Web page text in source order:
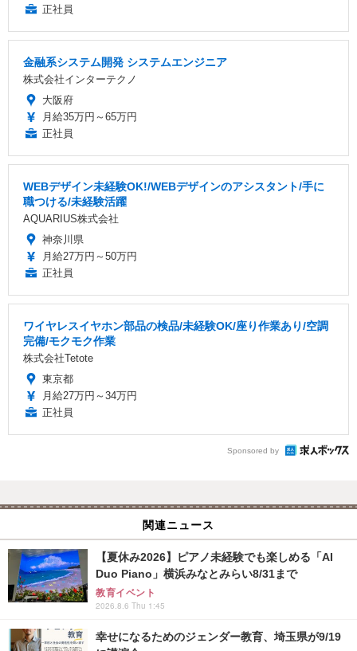
正社員
金融系システム開発 システムエンジニア
株式会社インターテクノ
大阪府
月給35万円～65万円
正社員
WEBデザイン未経験OK!/WEBデザインのアシスタント/手に
職つける/未経験活躍
AQUARIUS株式会社
神奈川県
月給27万円～50万円
正社員
ワイヤレスイヤホン部品の検品/未経験OK/座り作業あり/空調
完備/モクモク作業
株式会社Tetote
東京都
月給27万円～34万円
正社員
Sponsored by
関連ニュース
【夏休み2026】ピアノ未経験でも楽しめる「AI
Duo Piano」横浜みなとみらい8/31まで
教育イベント
2026.8.6 Thu 1:45
幸せになるためのジェンダー教育、埼玉県が9/19